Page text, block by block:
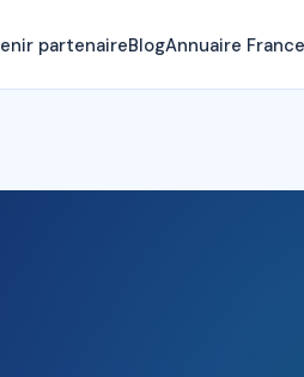
partenaireBlogAnnuaire